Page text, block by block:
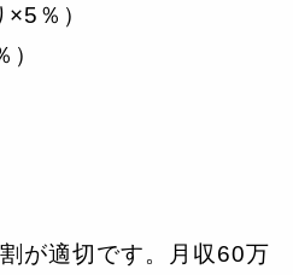
％）
が適切です。月収60万